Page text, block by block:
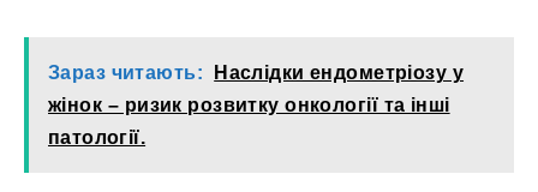
Зараз читають:
Наслідки ендометріозу у
жінок – ризик розвитку онкології та інші
патології.